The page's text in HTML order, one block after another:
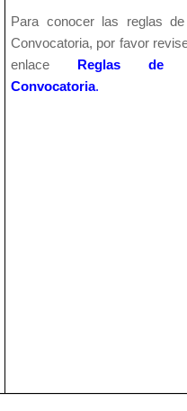
Para conocer las reglas
Convocatoria, por favor
enlace Reglas de
Convocatoria.